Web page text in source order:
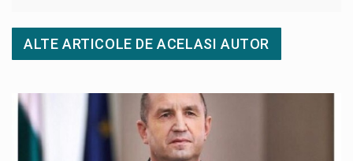
ALTE ARTICOLE DE ACELASI AUTOR